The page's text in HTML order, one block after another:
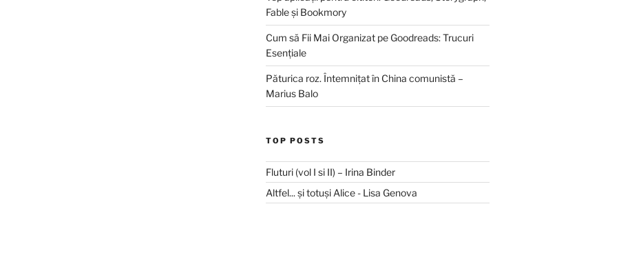
Fable și Bookmory
Cum să Fii Mai Organizat pe Goodreads: Trucuri
Esențiale
Păturica roz. Întemnițat în China comunistă –
Marius Balo
TOP POSTS
Fluturi (vol I si II) – Irina Binder
Altfel... și totuși Alice - Lisa Genova